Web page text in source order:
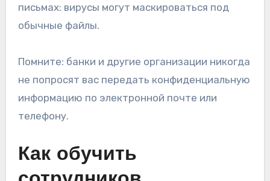
письмах: вирусы могут маскироваться под
обычные файлы.
Помните: банки и другие организации никогда
не попросят вас передать конфиденциальную
информацию по электронной почте или
телефону.
Как обучить